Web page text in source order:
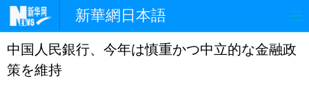
新華網日本語
ホームページ 政治 経済
中国人民銀行、今年は慎重かつ中立的な金融政
策を維持